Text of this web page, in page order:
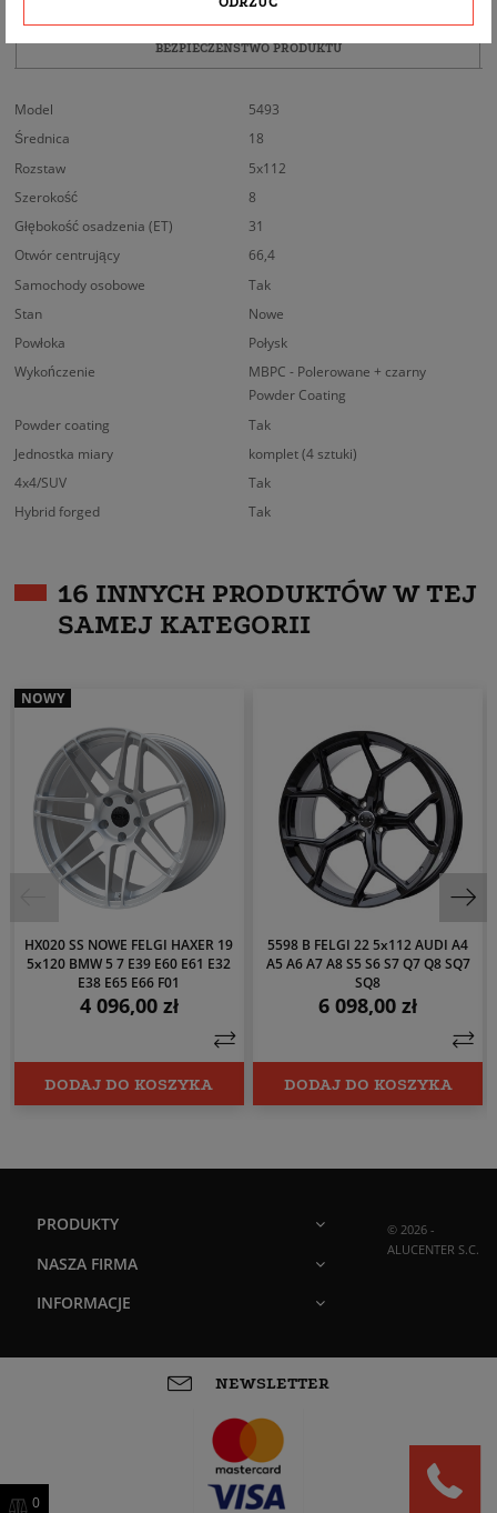
DOPASOWANIE
BEZPIECZEŃSTWO PRODUKTU
Model
5493
Średnica
18
Rozstaw
5x112
Szerokość
8
Głębokość osadzenia (ET)
31
Otwór centrujący
66,4
Samochody osobowe
Tak
Stan
Nowe
Powłoka
Połysk
Wykończenie
MBPC - Polerowane + czarny
Powder Coating
Powder coating
Tak
Jednostka miary
komplet (4 sztuki)
4x4/SUV
Tak
Hybrid forged
Tak
16 INNYCH PRODUKTÓW W TEJ
SAMEJ KATEGORII
NOWY
HX020 SS NOWE FELGI HAXER 19
5x120 BMW 5 7 E39 E60 E61 E32
E38 E65 E66 F01
Cena
4 096,00 zł
DODAJ DO KOSZYKA
5598 B FELGI 22 5x112 AUDI A4
A5 A6 A7 A8 S5 S6 S7 Q7 Q8 SQ7
SQ8
Cena
6 098,00 zł
DODAJ DO KOSZYKA
PRODUKTY
NASZA FIRMA
INFORMACJE
© 2026 -
ALUCENTER S.C.
NEWSLETTER
0